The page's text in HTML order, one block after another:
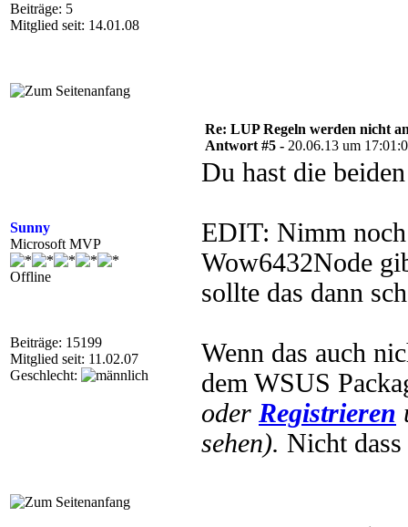
Beiträge: 5
Mitglied seit: 14.01.08
Sunny
Microsoft MVP
Offline
Beiträge: 15199
Mitglied seit: 11.02.07
Geschlecht:
Re: LUP Regeln werden nicht
Antwort #5 - 20.06.13 um
Du hast die
EDIT: Nimm
Wow6432Node
sollte das dann
Wenn das auch
dem WSUS
oder Registrieren
sehen). Nicht